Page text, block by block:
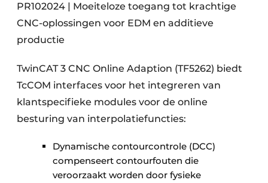
PR102024 | Moeiteloze toegang tot krachtige
CNC-oplossingen voor EDM en additieve
productie
TwinCAT 3 CNC Online Adaption (TF5262) biedt
TcCOM interfaces voor het integreren van
klantspecifieke modules voor de online
besturing van interpolatiefuncties:
Dynamische contourcontrole (DCC)
compenseert contourfouten die
veroorzaakt worden door fysieke